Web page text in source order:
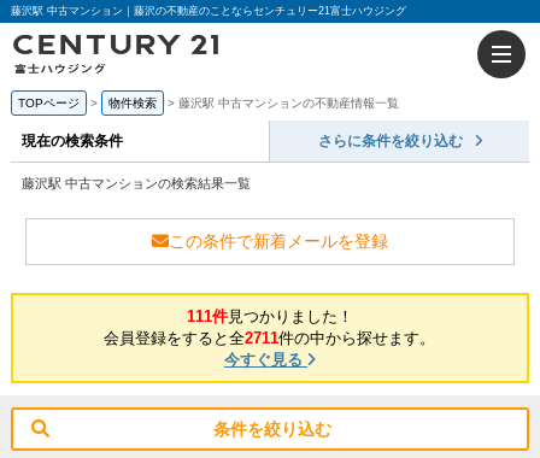
藤沢駅 中古マンション｜藤沢の不動産のことならセンチュリー21富士ハウジング
TOPページ 物件検索 藤沢駅 中古マンションの不動産情報一覧
現在の検索条件 さらに条件を絞り込む
藤沢駅 中古マンションの検索結果一覧
この条件で新着メールを登録
111件見つかりました！
会員登録をすると全2711件の中から探せます。
今すぐ見る
条件を絞り込む